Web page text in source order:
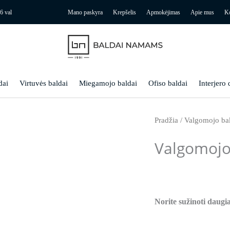
val Mano paskyra Krepšelis Apmokėjimas Apie mus
Virtuvės baldai Miegamojo baldai Ofiso baldai Interjero
Pradžia / Valgomojo
Norite sužinoti